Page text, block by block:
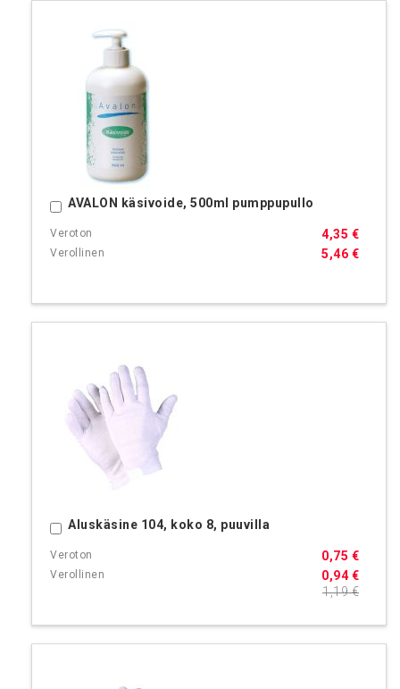
AVALON käsivoide, 500ml pumppupullo
5,46 €
4,35 €
Ostoskoriin
Aluskäsine 104, koko 8, puuvilla
0,94 €
0,75 €
1,19 €
Ostoskoriin